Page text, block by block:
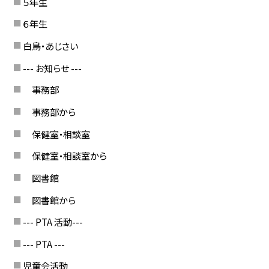
６年生
白鳥・あじさい
--- お知らせ ---
事務部
事務部から
保健室・相談室
保健室・相談室から
図書館
図書館から
--- PTA 活動---
--- PTA ---
児童会活動